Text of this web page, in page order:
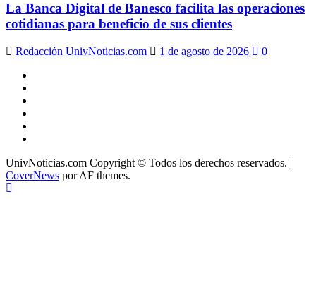
La Banca Digital de Banesco facilita las operaciones
cotidianas para beneficio de sus clientes
Redacción UnivNoticias.com 1 de agosto de 2026
0
UnivNoticias.com Copyright © Todos los derechos reservados. |
CoverNews por AF themes.